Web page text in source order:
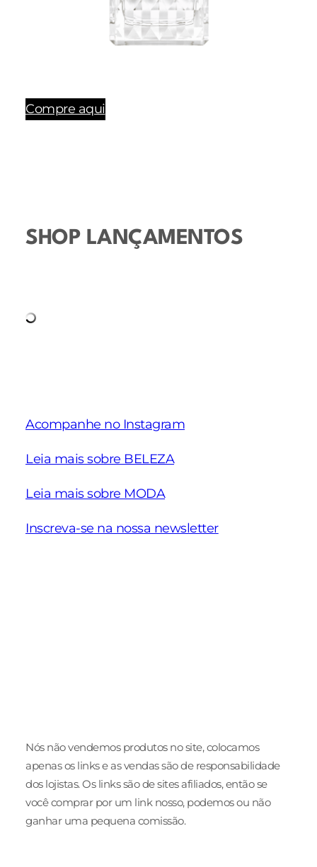
Compre aqui
SHOP LANÇAMENTOS
Acompanhe no Instagram
Leia mais sobre BELEZA
Leia mais sobre MODA
Inscreva-se na nossa newsletter
Nós não vendemos produtos no site, colocamos
apenas os links e as vendas são de responsabilidade
dos lojistas. Os links são de sites afiliados, então se
você comprar por um link nosso, podemos ou não
ganhar uma pequena comissão.